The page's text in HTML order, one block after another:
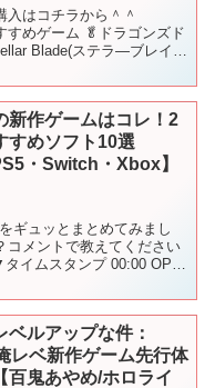
はコチラから＾＾
ーム 🥬ドラゴンズド
Blade(ステラ―ブレイ
新作ゲームはコレ！2
すめソフト10選
・Switch・Xbox】
ギュッとまとめてみまし
コメントで教えてください
ムスタンプ 00:00 OP
ベルアップな件：
レベ新作ゲーム先行体
百鬼あやめ/ホロライ